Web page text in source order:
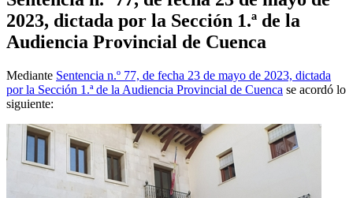
2023, dictada por la Sección 1.ª de la
Audiencia Provincial de Cuenca
Mediante Sentencia n.º 77, de fecha 23 de mayo de 2023, dictada
por la Sección 1.ª de la Audiencia Provincial de Cuenca se acordó lo
siguiente: